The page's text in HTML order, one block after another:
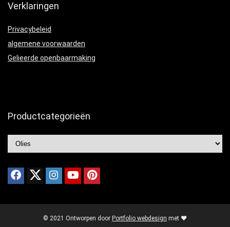
Verklaringen
Privacybeleid
algemene voorwaarden
Gelieerde openbaarmaking
Productcategorieën
© 2021 Ontworpen door Portfolio webdesign met ❤️